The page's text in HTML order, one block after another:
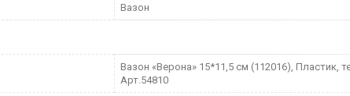
Вазон
Вазон «Верона» 15*11,5 см (112016), Пластик,
Арт.54810